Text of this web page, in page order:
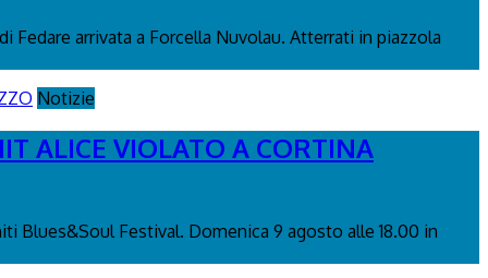
arrivata a Forcella Nuvolau. Atterrati in piazzola
Notizie
ALICE VIOLATO A CORTINA
Blues&Soul Festival. Domenica 9 agosto alle 18.00 in